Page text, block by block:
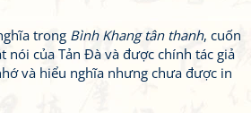
trong Bình Khang tân thanh, cuốn
nói của Tản Đà và được chính tác giả
và hiểu nghĩa nhưng chưa được in